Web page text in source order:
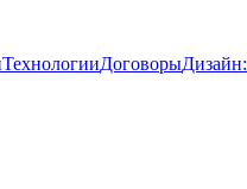
ТехнологииДоговорыДизайн: